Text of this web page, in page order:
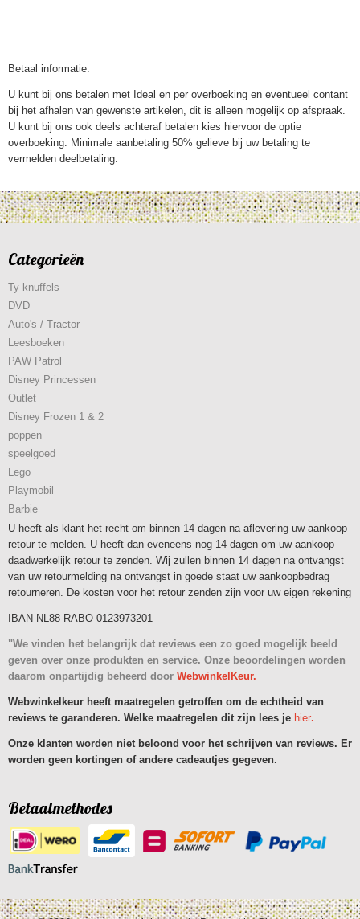
Betaal informatie.
U kunt bij ons betalen met Ideal en per overboeking en eventueel contant
bij het afhalen van gewenste artikelen, dit is alleen mogelijk op afspraak.
U kunt bij ons ook deels achteraf betalen kies hiervoor de optie
overboeking. Minimale aanbetaling 50% gelieve bij uw betaling te
vermelden deelbetaling.
Categorieën
Ty knuffels
DVD
Auto's / Tractor
Leesboeken
PAW Patrol
Disney Princessen
Outlet
Disney Frozen 1 & 2
poppen
speelgoed
Lego
Playmobil
Barbie
U heeft als klant het recht om binnen 14 dagen na aflevering uw aankoop
retour te melden. U heeft dan eveneens nog 14 dagen om uw aankoop
daadwerkelijk retour te zenden. Wij zullen binnen 14 dagen na ontvangst
van uw retourmelding na ontvangst in goede staat uw aankoopbedrag
retourneren. De kosten voor het retour zenden zijn voor uw eigen rekening
IBAN NL88 RABO 0123973201
"We vinden het belangrijk dat reviews een zo goed mogelijk beeld
geven over onze produkten en service. Onze beoordelingen worden
daarom onpartijdig beheerd door WebwinkelKeur.
Webwinkelkeur heeft maatregelen getroffen om de echtheid van
reviews te garanderen. Welke maatregelen dit zijn lees je hier.
Onze klanten worden niet beloond voor het schrijven van reviews. Er
worden geen kortingen of andere cadeautjes gegeven.
Betaalmethodes